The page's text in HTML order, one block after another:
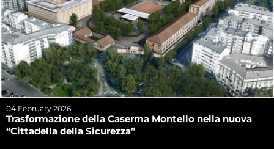
04 February 2026
Trasformazione della Caserma Montello nella nuova
“Cittadella della Sicurezza”